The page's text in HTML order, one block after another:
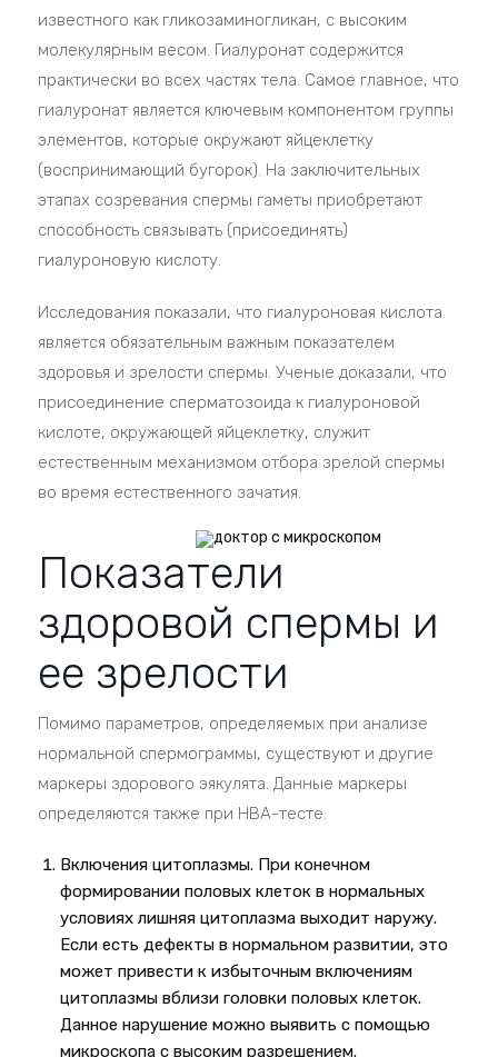
известного как гликозаминогликан, с высоким
молекулярным весом. Гиалуронат содержится
практически во всех частях тела. Самое главное, что
гиалуронат является ключевым компонентом группы
элементов, которые окружают яйцеклетку
(воспринимающий бугорок). На заключительных
этапах созревания спермы гаметы приобретают
способность связывать (присоединять)
гиалуроновую кислоту.
Исследования показали, что гиалуроновая кислота
является обязательным важным показателем
здоровья и зрелости спермы. Ученые доказали, что
присоединение сперматозоида к гиалуроновой
кислоте, окружающей яйцеклетку, служит
естественным механизмом отбора зрелой спермы
во время естественного зачатия.
Показатели
здоровой спермы и
ее зрелости
Помимо параметров, определяемых при анализе
нормальной спермограммы, существуют и другие
маркеры здорового эякулята. Данные маркеры
определяются также при HBA-тесте.
Включения цитоплазмы. При конечном
формировании половых клеток в нормальных
условиях лишняя цитоплазма выходит наружу.
Если есть дефекты в нормальном развитии, это
может привести к избыточным включениям
цитоплазмы вблизи головки половых клеток.
Данное нарушение можно выявить с помощью
микроскопа с высоким разрешением.